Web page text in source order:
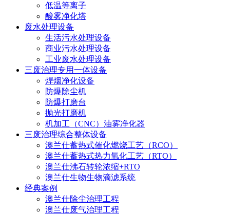
低温等离子
酸雾净化塔
废水处理设备
生活污水处理设备
商业污水处理设备
工业废水处理设备
三废治理专用一体设备
焊烟净化设备
防爆除尘机
防爆打磨台
抛光打磨机
机加工（CNC）油雾净化器
三废治理综合整体设备
澳兰仕蓄热式催化燃烧工艺（RCO）
澳兰仕蓄热式热力氧化工艺（RTO）
澳兰仕沸石转轮浓缩+RTO
澳兰仕生物生物滴滤系统
经典案例
澳兰仕除尘治理工程
澳兰仕废气治理工程